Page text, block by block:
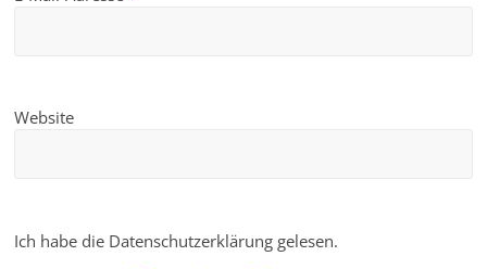
Website
Ich habe die Datenschutzerklärung gelesen.